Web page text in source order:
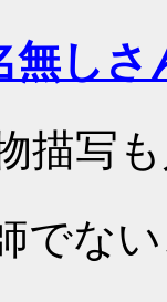
無しさ
描写
でな